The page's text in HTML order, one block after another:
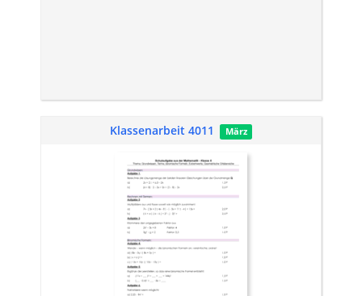
Klassenarbeit 4011 März